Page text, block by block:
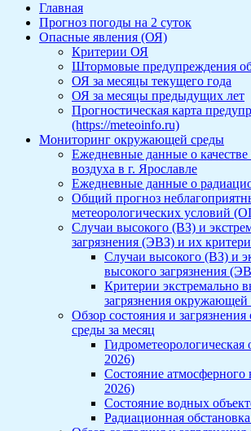
Главная
Прогноз погоды на 2 суток
Опасные явления (ОЯ)
Критерии ОЯ
Штормовые предупреждения
ОЯ за месяцы текущего года
ОЯ за месяцы предыдущих лет
Прогностическая карта
(https://meteoinfo.ru)
Мониторинг окружающей среды
Ежедневные данные о качестве
воздуха в г. Ярославле
Ежедневные данные о
Общий прогноз
метеорологических условий
Случаи высокого (ВЗ) и
загрязнения (ЭВЗ) и их
Случаи высокого (ВЗ) и
высокого загрязнения
Критерии экстремально
загрязнения окружающей
Обзор состояния и
среды за месяц
2026)
Состояние атмосферного
2026)
Состояние водных
Радиационная